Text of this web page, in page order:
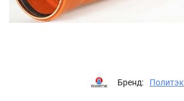
Бренд: Политэк